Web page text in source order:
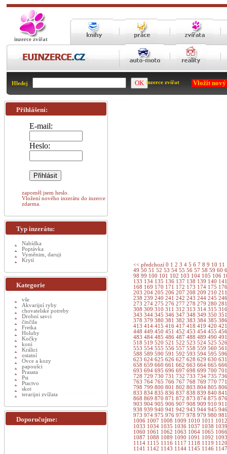
inzerce zvířat
Hledej inzerce zvířat Vložit
<< předchozí 0 1 2 3 4 5 6 7 8 9 10 11
49 50 51 52 53 54 55 56 57 58 59 60
98 99 100 101 102 103 104 105 106
133 134 135 136 137 138 139 140
168 169 170 171 172 173 174 175
203 204 205 206 207 208 209 210
238 239 240 241 242 243 244 245
273 274 275 276 277 278 279 280
308 309 310 311 312 313 314 315
343 344 345 346 347 348 349 350
378 379 380 381 382 383 384 385
413 414 415 416 417 418 419 420
448 449 450 451 452 453 454 455
483 484 485 486 487 488 489 490
518 519 520 521 522 523 524 525
553 554 555 556 557 558 559 560
588 589 590 591 592 593 594 595
623 624 625 626 627 628 629 630
658 659 660 661 662 663 664 665
693 694 695 696 697 698 699 700
728 729 730 731 732 733 734 735
763 764 765 766 767 768 769 770
798 799 800 801 802 803 804 805
833 834 835 836 837 838 839 840
868 869 870 871 872 873 874 875
903 904 905 906 907 908 909 910
938 939 940 941 942 943 944 945
973 974 975 976 977 978 979 980
1006 1007 1008 1009 1010 1011
1033 1034 1035 1036 1037 1038
1060 1061 1062 1063 1064 1065
1087 1088 1089 1090 1091 1092
1114 1115 1116 1117 1118 1119
1141 1142 1143 1144 1145 1146
Přihlášení:
E-mail:
Heslo:
zapoměl jsem heslo.
Vložení nového inzerátu do inzerce
zdarma.
Typ inzerátu:
Nabídka
Poptávka
Vyměnim, daruji
Krytí
Kategorie
vše
Akvarijní ryby
chovatelské potreby
Drobní savci
činčila
Fretka
Holuby
Kočky
koni
Králici
ostatní
Ovce a kozy
papoušci
Prasata
Psi
Ptactvo
skot
terarijni zvížata
Doporučujme: